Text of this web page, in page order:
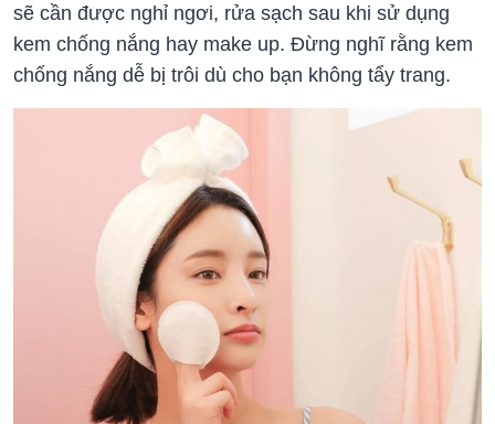
sẽ cần được nghỉ ngơi, rửa sạch sau khi sử dụng
kem chống nắng hay make up. Đừng nghĩ rằng kem
chống nắng dễ bị trôi dù cho bạn không tẩy trang.